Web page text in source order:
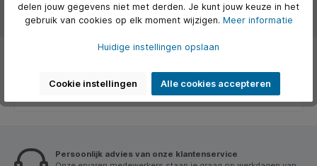
Beoordelingen
Persoonlijk advies van onze klantenservice
delen jouw gegevens niet met derden. Je kunt jouw keuze in het
gebruik van cookies op elk moment wijzigen. Meer informatie
Huidige instellingen opslaan
Cookie instellingen Alle cookies accepteren